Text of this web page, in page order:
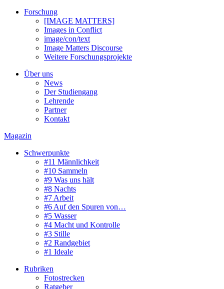
Forschung
[IMAGE MATTERS]
Images in Conflict
image/con/text
Image Matters Discourse
Weitere Forschungsprojekte
Über uns
News
Der Studiengang
Lehrende
Partner
Kontakt
Magazin
Schwerpunkte
#11 Männlichkeit
#10 Sammeln
#9 Was uns hält
#8 Nachts
#7 Arbeit
#6 Auf den Spuren von…
#5 Wasser
#4 Macht und Kontrolle
#3 Stille
#2 Randgebiet
#1 Ideale
Rubriken
Fotostrecken
Ratgeber